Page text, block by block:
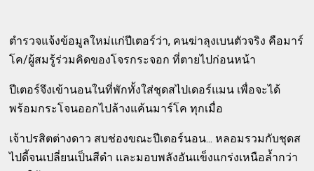
ตำรวจแจ้งข้อมูลใหม่แก่ปีเตอร์ว่า, คนฆ่าลุงเบนตัวจริง คือมาร์
โค/ผู้สมรู้ร่วมคิดของโจรกระจอก ที่ตายไปก่อนหน้า
ปีเตอร์จึงเข้านอนในที่พักทั้งใส่ชุดสไปเดอร์แมน เพื่อจะได้
พร้อมกระโจนออกไปล้างแค้นมาร์โค ทุกเมื่อ
เจ้าปรสิตต่างดาว สบช่องขณะปีเตอร์นอน... หลอมรวมกับชุดส
ไปดี้จนเปลี่ยนเป็นสีดำ และมอบพลังอันแข็งแกร่งเหนือล้ำกว่า